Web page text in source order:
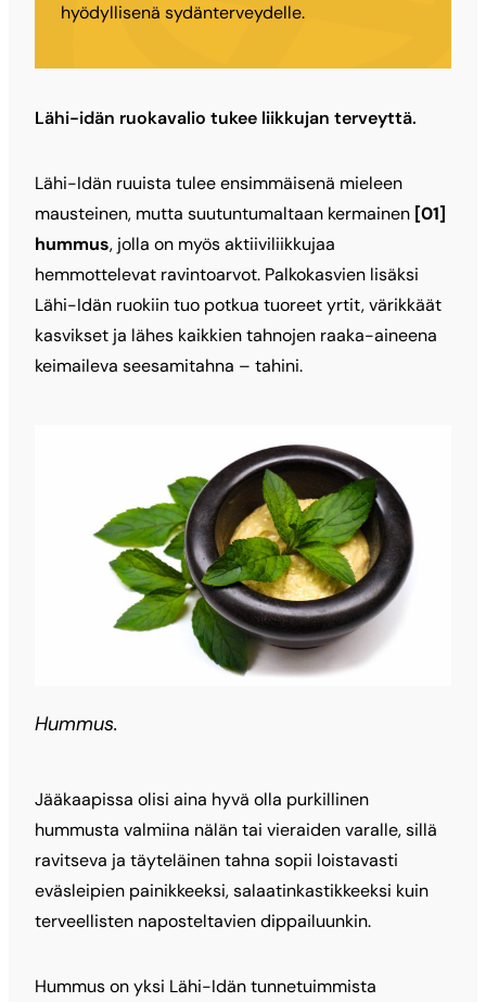
hyödyllisenä sydänterveydelle.
Lähi-idän ruokavalio tukee liikkujan terveyttä.
Lähi-Idän ruuista tulee ensimmäisenä mieleen
mausteinen, mutta suutuntumaltaan kermainen [01]
hummus, jolla on myös aktiiviliikkujaa
hemmottelevat ravintoarvot. Palkokasvien lisäksi
Lähi-Idän ruokiin tuo potkua tuoreet yrtit, värikkäät
kasvikset ja lähes kaikkien tahnojen raaka-aineena
keimaileva seesamitahna – tahini.
Hummus.
Jääkaapissa olisi aina hyvä olla purkillinen
hummusta valmiina nälän tai vieraiden varalle, sillä
ravitseva ja täyteläinen tahna sopii loistavasti
eväsleipien painikkeeksi, salaatinkastikkeeksi kuin
terveellisten naposteltavien dippailuunkin.
Hummus on yksi Lähi-Idän tunnetuimmista